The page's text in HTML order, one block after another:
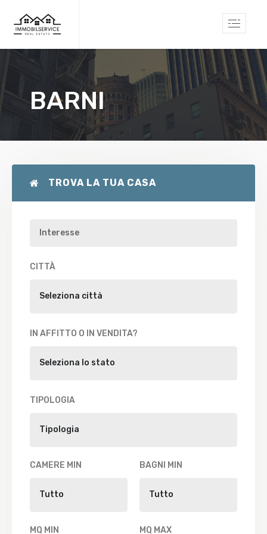
BARNI
TROVA LA TUA CASA
CITTÀ
IN AFFITTO O IN VENDITA?
TIPOLOGIA
CAMERE MIN BAGNI MIN
MQ MIN MQ MAX